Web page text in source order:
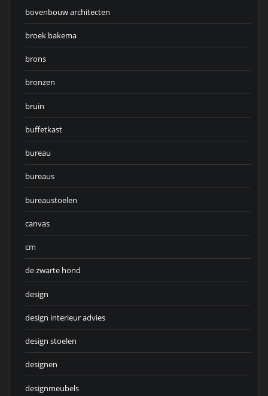
bovenbouw architecten
broek bakema
brons
bronzen
bruin
buffetkast
bureau
bureaus
bureaustoelen
canvas
cm
de zwarte hond
design
design interieur advies
design stoelen
designen
designmeubels